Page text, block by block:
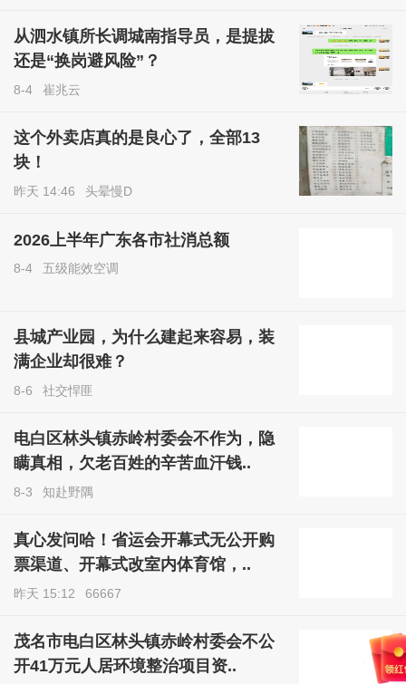
从泗水镇所长调城南指导员，是提拔
还是“换岗避风险”？
8-4 崔兆云
这个外卖店真的是良心了，全部13
块！
昨天 14:46 头晕慢D
2026上半年广东各市社消总额
8-4 五级能效空调
县城产业园，为什么建起来容易，装
满企业却很难？
8-6 社交悍匪
电白区林头镇赤岭村委会不作为，隐
瞒真相，欠老百姓的辛苦血汗钱..
8-3 知赴野隅
真心发问哈！省运会开幕式无公开购
票渠道、开幕式改室内体育馆，..
昨天 15:12 66667
茂名市电白区林头镇赤岭村委会不公
开41万元人居环境整治项目资..